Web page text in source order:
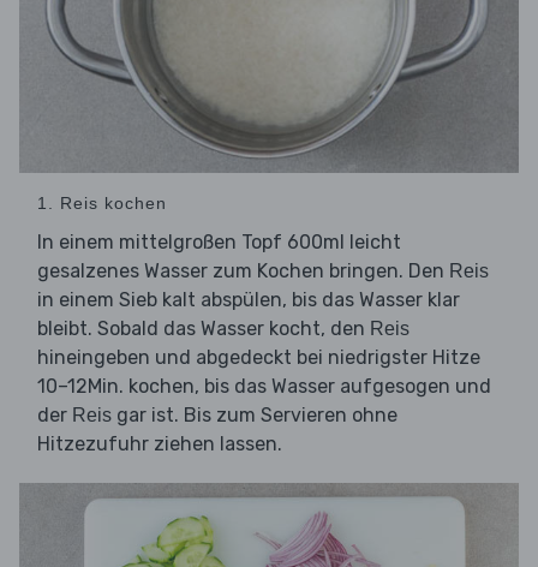
1. Reis kochen
In einem mittelgroßen Topf 600ml leicht
gesalzenes Wasser zum Kochen bringen. Den Reis
in einem Sieb kalt abspülen, bis das Wasser klar
bleibt. Sobald das Wasser kocht, den Reis
hineingeben und abgedeckt bei niedrigster Hitze
10–12Min. kochen, bis das Wasser aufgesogen und
der Reis gar ist. Bis zum Servieren ohne
Hitzezufuhr ziehen lassen.